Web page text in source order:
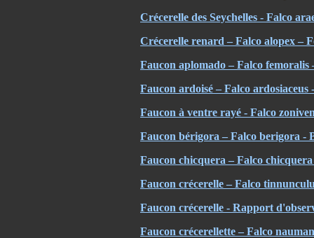
Crécerelle des Seychelles - Falco
Crécerelle renard – Falco alopex –
Faucon aplomado – Falco femoralis
Faucon ardoisé – Falco ardosiaceus
Faucon à ventre rayé - Falco
Faucon bérigora – Falco berigora -
Faucon chicquera – Falco
Faucon crécerelle – Falco
Faucon crécerelle - Rapport
Faucon crécerellette – Falco